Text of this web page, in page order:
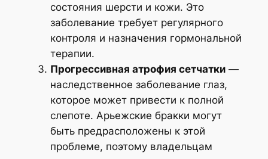
состояния шерсти и кожи. Это
заболевание требует регулярного
контроля и назначения гормональной
терапии.
Прогрессивная атрофия сетчатки—
наследственное заболевание глаз,
которое может привести к полной
слепоте. Арьежские бракки могут
быть предрасположены к этой
проблеме, поэтому владельцам